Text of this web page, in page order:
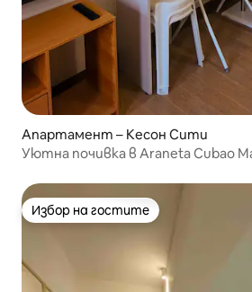
Апартамент – Кесон Сити
Уютна почивка в Araneta Cubao
Избор на гостите
Избор на гостите